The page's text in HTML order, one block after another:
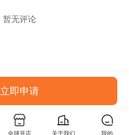
暂无评论
立即申请